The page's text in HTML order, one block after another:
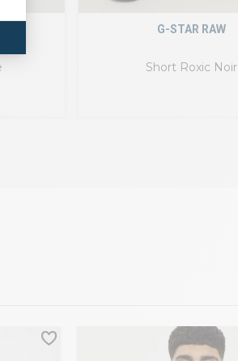
Short Roxic Noir
G-STAR RAW